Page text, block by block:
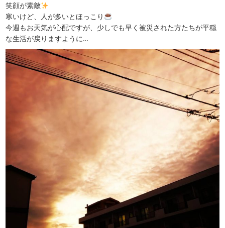
笑顔が素敵
寒いけど、人が多いとほっこり
今週もお天気が心配ですが、少しでも早く被災された方たちが平穏
な生活が戻りますように…